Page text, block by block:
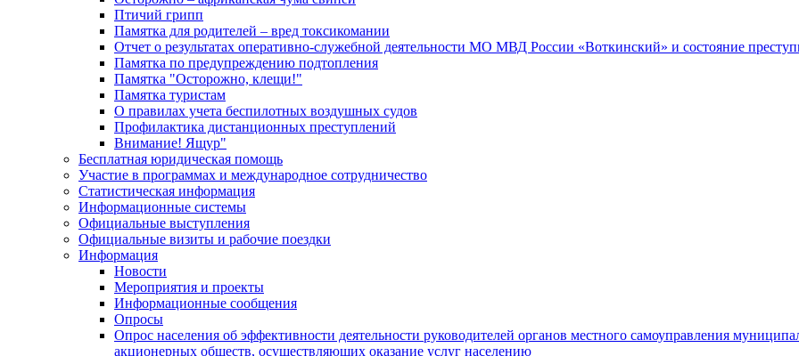
Птичий грипп
Памятка для родителей – вред токсикомании
Отчет о результатах оперативно-служебной деятельности МО МВД России «Воткинский» и состояние
Памятка по предупреждению подтопления
Памятка "Осторожно, клещи!"
Памятка туристам
О правилах учета беспилотных воздушных судов
Профилактика дистанционных преступлений
Внимание! Ящур"
Бесплатная юридическая помощь
Участие в программах и международное сотрудничество
Статистическая информация
Информационные системы
Официальные выступления
Официальные визиты и рабочие поездки
Информация
Новости
Мероприятия и проекты
Информационные сообщения
Опросы
Опрос населения об эффективности деятельности руководителей органов местного самоуправления
акционерных обществ, осуществляющих оказание услуг населению